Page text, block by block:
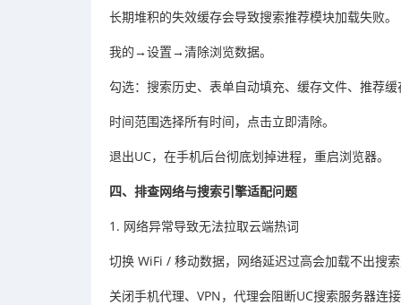
长期堆积的失效缓存会导致搜索推荐模块加载失败。
我的→设置→清除浏览数据。
勾选：搜索历史、表单自动填充、缓存文件、推荐缓
时间范围选择所有时间，点击立即清除。
退出UC，在手机后台彻底划掉进程，重启浏览器。
四、排查网络与搜索引擎适配问题
1. 网络异常导致无法拉取云端热词
切换 WiFi / 移动数据，网络延迟过高会加载不出搜索
关闭手机代理、VPN，代理会阻断UC搜索服务器连接